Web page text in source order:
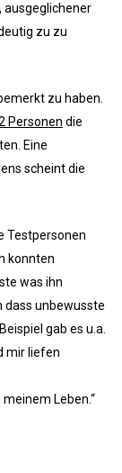
ausgeglichener
zu zu
zu haben.
Personen die
Eine
scheint die
Testpersonen
konnten
was ihn
dass unbewusste
gab es u.a.
mir liefen
Leben.“